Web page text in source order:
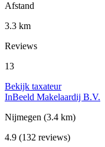
Afstand
3.3 km
Reviews
13
Bekijk taxateur
InBeeld Makelaardij B.V.
Nijmegen (3.4 km)
4.9 (132 reviews)